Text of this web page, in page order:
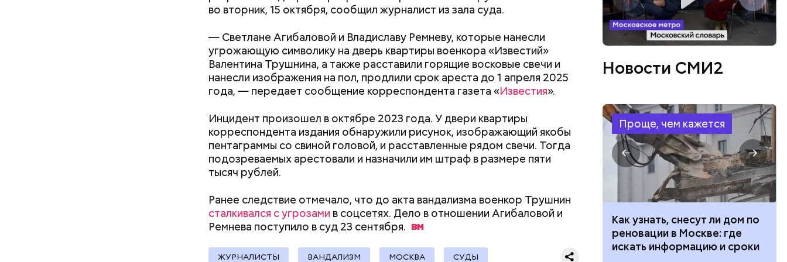
во вторник, 15 октября, сообщил журналист из зала суда.
— Светлане Агибаловой и Владиславу Ремневу, которые нанесли
угрожающую символику на дверь квартиры военкора «Известий»
Валентина Трушнина, а также расставили горящие восковые свечи и
нанесли изображения на пол, продлили срок ареста до 1 апреля 2025
года, — передает сообщение корреспондента газета «Известия».
Инцидент произошел в октябре 2023 года. У двери квартиры
корреспондента издания обнаружили рисунок, изображающий якобы
пентаграммы со свиной головой, и расставленные рядом свечи. Тогда
подозреваемых арестовали и назначили им штраф в размере пяти
тысяч рублей.
Ранее следствие отмечало, что до акта вандализма военкор Трушнин
сталкивался с угрозами в соцсетях. Дело в отношении Агибаловой и
Ремнева поступило в суд 23 сентября.
ЖУРНАЛИСТЫ ВАНДАЛИЗМ МОСКВА СУДЫ
Play
Video
Началось расследование. В квартире потерпевших установили
скрытую камеру видеонаблюдения. На записи попал 25-летний сын
потерпевших Артем Миссюра, который тайно приходил в квартиру
матери и отчима и подсыпал им в еду химикаты. Также отравленную
пищу ела его младшая сестра.
Стражи порядка отправились в село Чанко, где может скрываться
вероятный злоумышленник. Параллельно с этим в Махачкале объявлен
план «Перехват». Въезд и выезд в город перекрыты. Помимо этого,
полицейские патрулируют улицы, железнодорожный вокзал и
аэропорт.
Новости СМИ2
Проще, чем кажется
Как поменять батареи дома и
не получить штраф
Как получить до 100 тысяч
трудной ситуации: кто может
Как узнать, снесут ли дом по
реновации в Москве: где
искать информацию и сроки